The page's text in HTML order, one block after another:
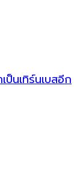
ป็นเทิร์นเบสอีก